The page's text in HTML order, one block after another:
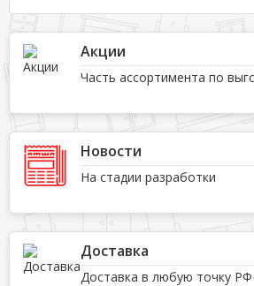
Акции
Часть ассортимента по
Новости
На стадии разработки
Доставка
Доставка в любую точку